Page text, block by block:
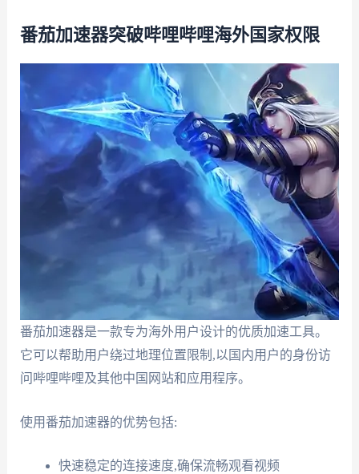
番茄加速器突破哔哩哔哩海外国家权限
番茄加速器是一款专为海外用户设计的优质加速工具。
它可以帮助用户绕过地理位置限制,以国内用户的身份访
问哔哩哔哩及其他中国网站和应用程序。
使用番茄加速器的优势包括:
快速稳定的连接速度,确保流畅观看视频